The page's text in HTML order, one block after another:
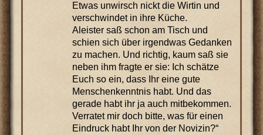
Etwas unwirsch nickt die Wirtin und
verschwindet in ihre Küche.
Aleister saß schon am Tisch und
schien sich über irgendwas Gedanken
zu machen. Und richtig, kaum saß sie
neben ihm fragte er sie: Ich schätze
Euch so ein, dass Ihr eine gute
Menschenkenntnis habt. Und das
gerade habt ihr ja auch mitbekommen.
Verratet mir doch bitte, was für einen
Eindruck habt Ihr von der Novizin?“